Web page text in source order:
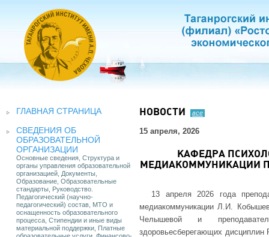
ГЛАВНАЯ СТРАНИЦА
СВЕДЕНИЯ ОБ
ОБРАЗОВАТЕЛЬНОЙ
ОРГАНИЗАЦИИ
Основные сведения, Структура и
органы управления образовательной
организацией, Документы,
Образование, Образовательные
стандарты, Руководство.
Педагогический (научно-
педагогический) состав, МТО и
оснащенность образовательного
процесса, Стипендии и иные виды
материальной поддержки, Платные
НОВОСТИ все
15 апреля, 2026
КАФЕДРА
МЕДИАКОММУНИКАЦИИ
13 апреля 2026 года
медиакоммуникации Л.И.
Челышевой и
здоровьесберегающих